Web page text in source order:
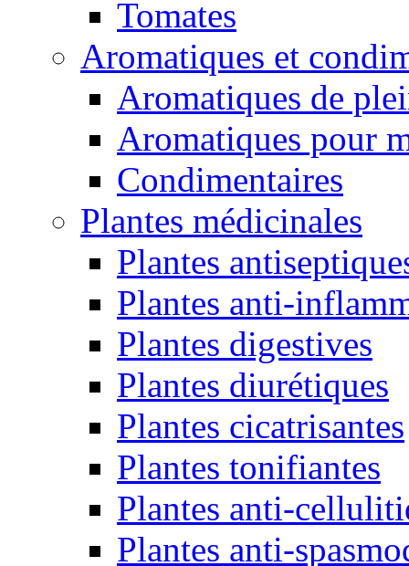
Tomates
Aromatiques et
Aromatiques de
Aromatiques pour
Condimentaires
Plantes médicinales
Plantes
Plantes anti-
Plantes digestives
Plantes diurétiques
Plantes cicatrisantes
Plantes tonifiantes
Plantes anti-
Plantes anti-